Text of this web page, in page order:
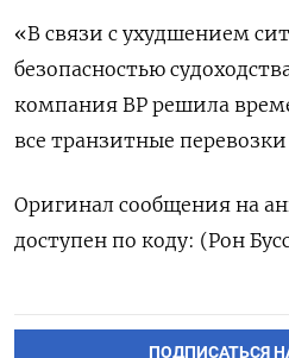
«В связи с ухудшением
безопасностью
компания BP решила
все транзитные
Оригинал сообщения на
доступен по коду: (Рон
ПОДПИСАТЬСЯ